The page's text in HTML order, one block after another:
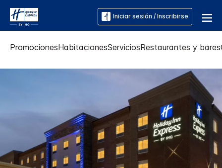
Iniciar sesión / Inscribirse
PromocionesHabitacionesServiciosRestaurantes y bares